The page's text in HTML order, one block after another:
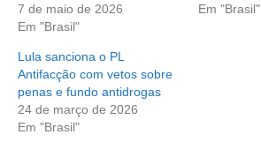
7 de maio de 2026
Em "Brasil"
Em "Brasil"
Lula sanciona o PL
Antifacção com vetos sobre
penas e fundo antidrogas
24 de março de 2026
Em "Brasil"